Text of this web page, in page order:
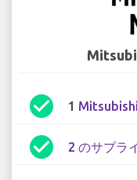
check_circle 1
check_circle 2 のサプラ